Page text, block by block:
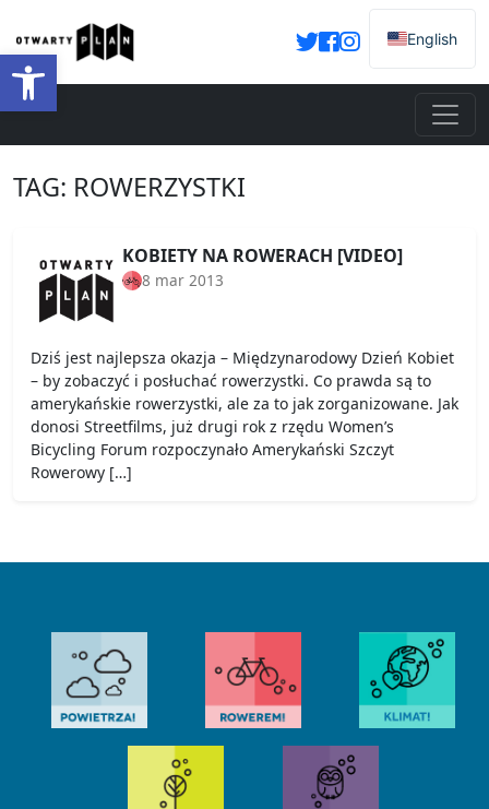
Otwórz pasek narzędzi
English
TAG: ROWERZYSTKI
KOBIETY NA ROWERACH [VIDEO]
8 mar 2013
Dziś jest najlepsza okazja – Międzynarodowy Dzień Kobiet
– by zobaczyć i posłuchać rowerzystki. Co prawda są to
amerykańskie rowerzystki, ale za to jak zorganizowane. Jak
donosi Streetfilms, już drugi rok z rzędu Women’s
Bicycling Forum rozpoczynało Amerykański Szczyt
Rowerowy […]